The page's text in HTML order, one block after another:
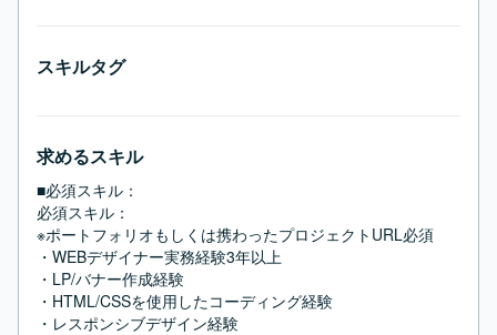
スキルタグ
求めるスキル
■必須スキル：
必須スキル：
※ポートフォリオもしくは携わったプロジェクトURL必須
・WEBデザイナー実務経験3年以上
・LP/バナー作成経験
・HTML/CSSを使用したコーディング経験
・レスポンシブデザイン経験